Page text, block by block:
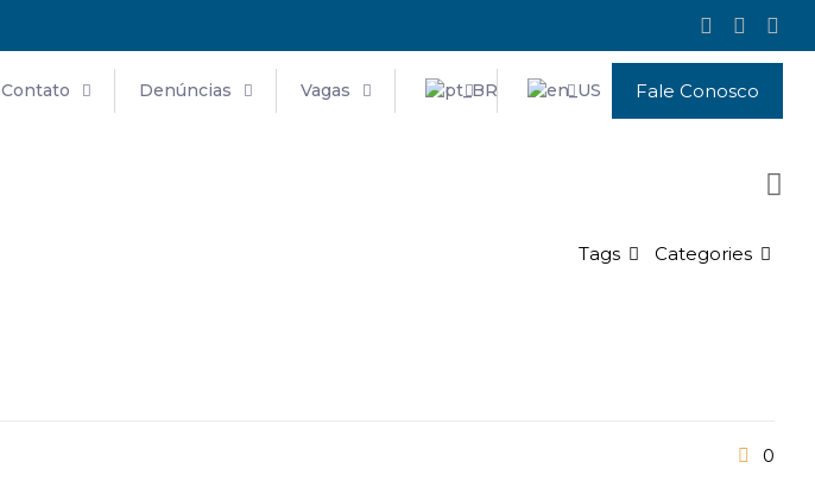
Contato Denúncias Vagas Fale Conosco
Categories
Tags
0